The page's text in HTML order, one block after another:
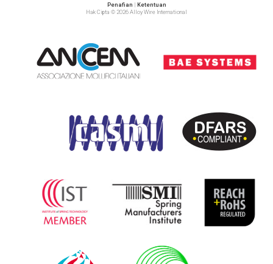
Penafian | Ketentuan
Hak Cipta © 2026 Alloy Wire International